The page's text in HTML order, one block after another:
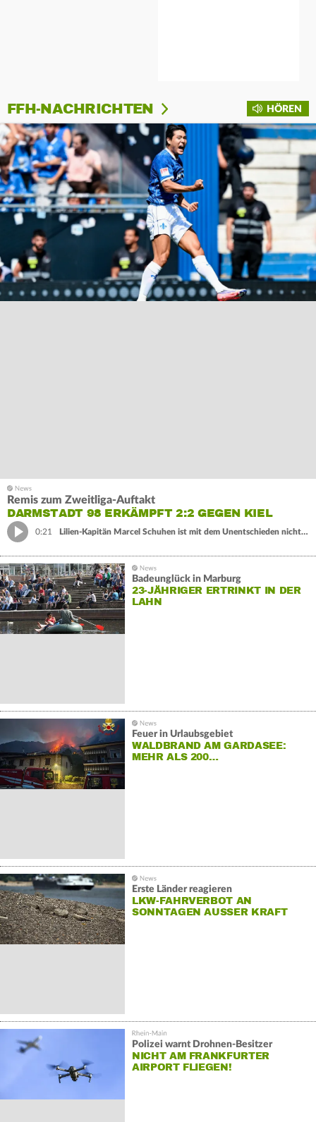
HÖREN
FFH-NACHRICHTEN
Remis zum Zweitliga-Auftakt
DARMSTADT 98 ERKÄMPFT 2:2 GEGEN KIEL
0:21 Lilien-Kapitän Marcel Schuhen ist mit dem Unentschieden nicht zufrieden.
Badeunglück in Marburg
23-JÄHRIGER ERTRINKT IN DER
LAHN
Feuer in Urlaubsgebiet
WALDBRAND AM GARDASEE:
MEHR ALS 200…
Erste Länder reagieren
LKW-FAHRVERBOT AN
SONNTAGEN AUSSER KRAFT
Polizei warnt Drohnen-Besitzer
NICHT AM FRANKFURTER
AIRPORT FLIEGEN!